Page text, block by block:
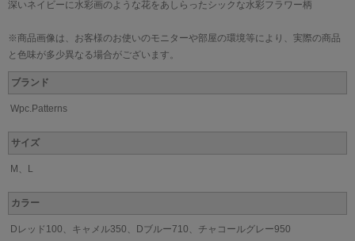
深いネイビーに水彩画のような花をあしらったシックな水彩フラワー柄
※商品画像は、お客様のお使いのモニターや部屋の環境等により、実際の商品
と色味が多少異なる場合がございます。
ブランド
Wpc.Patterns
サイズ
M、L
カラー
Dレッド100、キャメル350、Dブルー710、チャコールグレー950